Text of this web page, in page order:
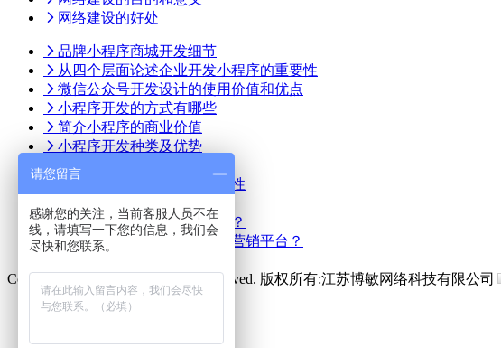
网络建设的好处
品牌小程序商城开发细节
从四个层面论述企业开发小程序的重要性
微信公众号开发设计的使用价值和优点
小程序开发的方式有哪些
简介小程序的商业价值
小程序开发种类及优势
如何制作自己的网站小程序
餐饮行业小程序开发的必要性
什么人群需要做小程序开发？
怎样把小程序打造成品牌街营销平台？
Copyright © 2022- 2026 All rights reserved. 版权所有:江苏博敏网络科技有限公司|
请您留言
感谢您的关注，当前客服人员不在
线，请填写一下您的信息，我们会
尽快和您联系。